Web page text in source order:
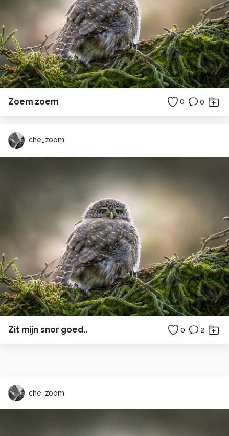
Zoem zoem 0 0
che_zoom
Zit mijn snor goed.. 0 2
che_zoom